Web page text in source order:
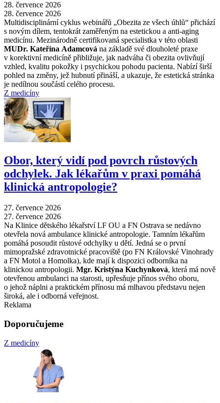
28. července 2026
28. července 2026
Multidisciplinární cyklus webinářů „Obezita ze všech úhlů“ přichází
s novým dílem, tentokrát zaměřeným na estetickou a anti-aging
medicínu. Mezinárodně certifikovaná specialistka v této oblasti
MUDr. Kateřina Adamcová na základě své dlouholeté praxe
v korektivní medicíně přibližuje, jak nadváha či obezita ovlivňují
vzhled, kvalitu pokožky i psychickou pohodu pacienta. Nabízí širší
pohled na změny, jež hubnutí přináší, a ukazuje, že estetická stránka
je nedílnou součástí celého procesu.
Z medicíny
Obor, který vidí pod povrch růstových
odchylek. Jak lékařům v praxi pomáhá
klinická antropologie?
27. července 2026
27. července 2026
Na Klinice dětského lékařství LF OU a FN Ostrava se nedávno
otevřela nová ambulance klinické antropologie. Tamním lékařům
pomáhá posoudit růstové odchylky u dětí. Jedná se o první
mimopražské zdravotnické pracoviště (po FN Královské Vinohrady
a FN Motol a Homolka), kde mají k dispozici odborníka na
klinickou antropologii. Mgr. Kristýna Kuchynková, která má nově
otevřenou ambulanci na starosti, upřesňuje přínos svého oboru,
o jehož náplni a praktickém přínosu má mlhavou představu nejen
široká, ale i odborná veřejnost.
Reklama
Doporučujeme
Z medicíny